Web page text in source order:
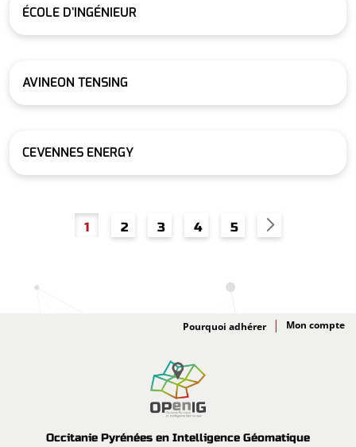
ÉCOLE D'INGÉNIEUR
AVINEON TENSING
CEVENNES ENERGY
Pagination
Page
1 Page
2 Page
3 Page
4 Page
5
Occitanie Pyrénées en Intelligence Géomatique
Adhésion
Pourquoi adhérer